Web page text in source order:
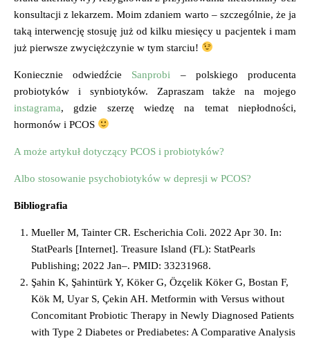
konsultacji z lekarzem. Moim zdaniem warto – szczególnie, że ja
taką interwencję stosuję już od kilku miesięcyu pacjentek i mam
już pierwsze zwyciężczynie w tym starciu!
Koniecznie odwiedźcie Sanprobi – polskiego producenta
probiotyków i synbiotyków. Zapraszam także na mojego
instagrama, gdzie szerzę wiedzę na temat niepłodności,
hormonów i PCOS
A może artykuł dotyczący PCOS i probiotyków?
Albo stosowanie psychobiotyków w depresji w PCOS?
Bibliografia
Mueller M, Tainter CR. Escherichia Coli. 2022 Apr 30. In:
StatPearls [Internet]. Treasure Island (FL): StatPearls
Publishing; 2022 Jan–. PMID: 33231968.
Şahin K, Şahintürk Y, Köker G, Özçelik Köker G, Bostan F,
Kök M, Uyar S, Çekin AH. Metformin with Versus without
Concomitant Probiotic Therapy in Newly Diagnosed Patients
with Type 2 Diabetes or Prediabetes: A Comparative Analysis